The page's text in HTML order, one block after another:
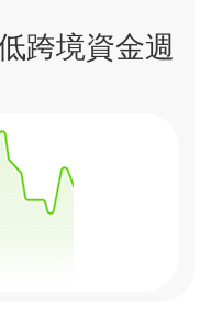
跨境資金週